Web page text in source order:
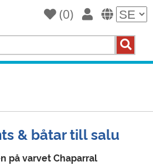
(0)
& båtar till salu
på varvet Chaparral